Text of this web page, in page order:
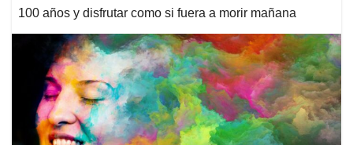
100 años y disfrutar como si fuera a morir mañana